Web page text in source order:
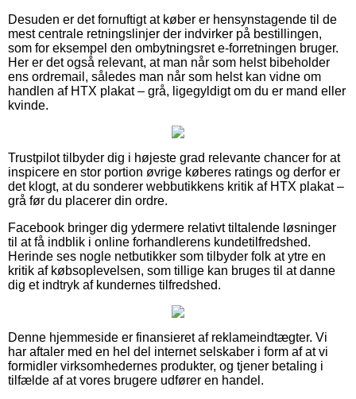
Desuden er det fornuftigt at køber er hensynstagende til de
mest centrale retningslinjer der indvirker på bestillingen,
som for eksempel den ombytningsret e-forretningen bruger.
Her er det også relevant, at man når som helst bibeholder
ens ordremail, således man når som helst kan vidne om
handlen af HTX plakat – grå, ligegyldigt om du er mand eller
kvinde.
Trustpilot tilbyder dig i højeste grad relevante chancer for at
inspicere en stor portion øvrige køberes ratings og derfor er
det klogt, at du sonderer webbutikkens kritik af HTX plakat –
grå før du placerer din ordre.
Facebook bringer dig ydermere relativt tiltalende løsninger
til at få indblik i online forhandlerens kundetilfredshed.
Herinde ses nogle netbutikker som tilbyder folk at ytre en
kritik af købsoplevelsen, som tillige kan bruges til at danne
dig et indtryk af kundernes tilfredshed.
Denne hjemmeside er finansieret af reklameindtægter. Vi
har aftaler med en hel del internet selskaber i form af at vi
formidler virksomhedernes produkter, og tjener betaling i
tilfælde af at vores brugere udfører en handel.